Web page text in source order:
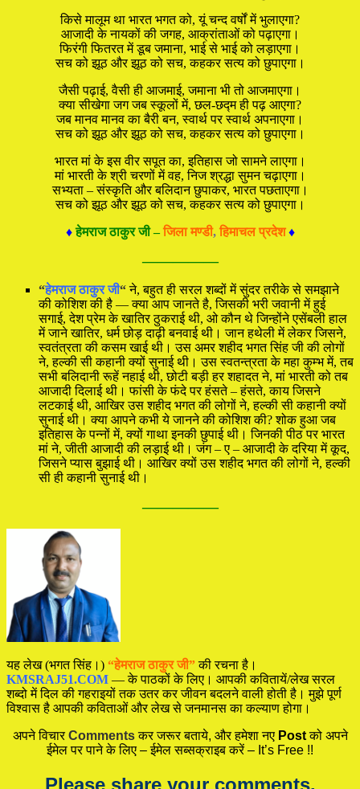
किसे मालूम था भारत भगत को, यूं चन्द वर्षों में भुलाएगा?
आजादी के नायकों की जगह, आक्रांताओं को पढ़ाएगा।
फिरंगी फितरत में डूब जमाना, भाई से भाई को लड़ाएगा।
सच को झूठ और झूठ को सच, कहकर सत्य को छुपाएगा।
जैसी पढ़ाई, वैसी ही आजमाई, जमाना भी तो आजमाएगा।
क्या सीखेगा जग जब स्कूलों में, छल-छद्म ही पढ़ आएगा?
जब मानव मानव का बैरी बन, स्वार्थ पर स्वार्थ अपनाएगा।
सच को झूठ और झूठ को सच, कहकर सत्य को छुपाएगा।
भारत मां के इस वीर सपूत का, इतिहास जो सामने लाएगा।
मां भारती के श्री चरणों में वह, निज श्रद्धा सुमन चढ़ाएगा।
सभ्यता – संस्कृति और बलिदान छुपाकर, भारत पछताएगा।
सच को झूठ और झूठ को सच, कहकर सत्य को छुपाएगा।
♦हेमराज ठाकुर जी –जिला मण्डी,हिमाचल प्रदेश ♦
—————
“हेमराज ठाकुर जी“ने, बहुत ही सरल शब्दों में सुंदर तरीके से समझाने
की कोशिश की है — क्या आप जानते है, जिसकी भरी जवानी में हुई
सगाई, देश प्रेम के खातिर ठुकराई थी, ओ कौन थे जिन्होंने एसेंबली हाल
में जाने खातिर, धर्म छोड़ दाढ़ी बनवाई थी। जान हथेली में लेकर जिसने,
स्वतंत्रता की कसम खाई थी। उस अमर शहीद भगत सिंह जी की लोगों
ने, हल्की सी कहानी क्यों सुनाई थी। उस स्वतन्त्रता के महा कुम्भ में, तब
सभी बलिदानी रूहें नहाई थी, छोटी बड़ी हर शहादत ने, मां भारती को तब
आजादी दिलाई थी। फांसी के फंदे पर हंसते – हंसते, काय जिसने
लटकाई थी, आखिर उस शहीद भगत की लोगों ने, हल्की सी कहानी क्यों
सुनाई थी। क्या आपने कभी ये जानने की कोशिश की? शोक हुआ जब
इतिहास के पन्नों में, क्यों गाथा इनकी छुपाई थी। जिनकी पीठ पर भारत
मां ने, जीती आजादी की लड़ाई थी। जंग – ए – आजादी के दरिया में कूद,
जिसने प्यास बुझाई थी। आखिर क्यों उस शहीद भगत की लोगों ने, हल्की
सी ही कहानी सुनाई थी।
—————
यह लेख (भगत सिंह।) “हेमराज ठाकुर जी”की रचना है।
KMSRAJ51.COM — के पाठकों के लिए। आपकी कवितायें/लेख सरल
शब्दो में दिल की गहराइयों तक उतर कर जीवन बदलने वाली होती है। मुझे पूर्ण
विश्वास है आपकी कविताओं और लेख से जनमानस का कल्याण होगा।
अपने विचारCommentsकर जरूर बताये, और हमेशा नए Postको अपने
ईमेल पर पाने के लिए – ईमेल सब्सक्राइब करें – It’s Free !!
Please share your comments.